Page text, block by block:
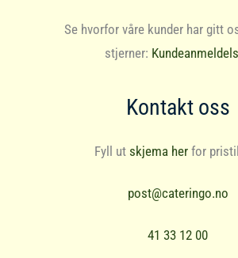
Se hvorfor våre kunder har gitt
stjerner:
Kontakt oss
Fyll ut skjema herfor
post@cateringo.no
41 33 12 00